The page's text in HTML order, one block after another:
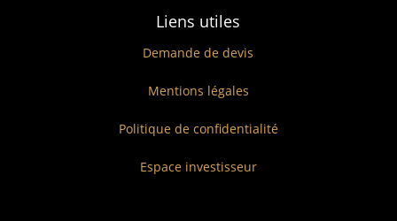
Liens utiles
Demande de devis
Mentions légales
Politique de confidentialité
Espace investisseur